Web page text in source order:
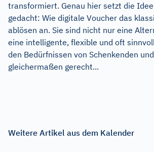
transformiert. Genau hier setzt die
gedacht: Wie digitale Voucher das
ablösen an. Sie sind nicht nur eine
eine intelligente, flexible und oft
den Bedürfnissen von Schenkenden
gleichermaßen gerecht...
Weitere Artikel aus dem Kalender